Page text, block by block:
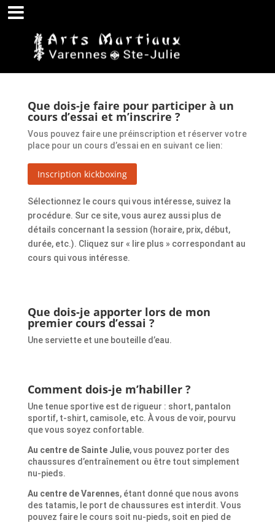
Que dois-je faire pour participer à un
cours d’essai et m’inscrire ?
Vous pouvez faire une préinscription et réserver votre
place pour un cours d’essai en en suivant ce lien:
Inscription kickboxing
Sélectionnez le cours qui vous intéresse, suivez la
procédure. Sur ce site, vous aurez aussi plus de
détails concernant la session (horaire, prix, début,
durée, etc.). Cliquez sur « lire plus » correspondant au
cours qui vous intéresse.
Que dois-je apporter lors de mon
premier cours d’essai ?
Une serviette et une bouteille d’eau.
Comment dois-je m’habiller ?
Une tenue sportive est de rigueur : short, pantalon
sportif, t-shirt, camisole, etc. À vous de voir, pourvu
que vous soyez confortable.
Au centre de Sainte Julie, vous pouvez porter des
chaussures d’entraînement ou être tout simplement
nu-pieds.
Au centre de Varennes, étant donné que nous avons
des tatamis, le port de chaussures est interdit. Vous
pouvez faire le cours soit nu-pieds, soit en pied de